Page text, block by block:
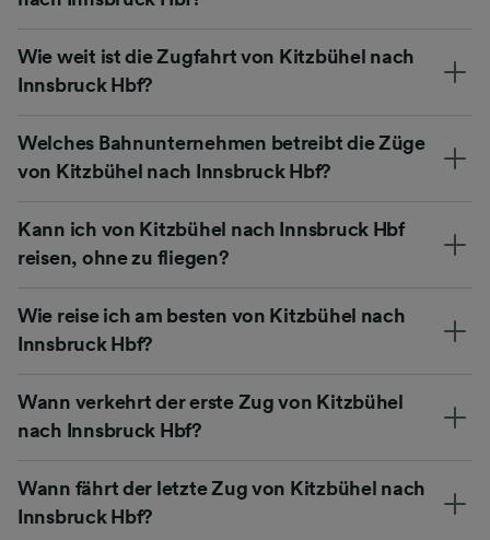
Wie weit ist die Zugfahrt von Kitzbühel nach
Innsbruck Hbf?
Welches Bahnunternehmen betreibt die Züge
von Kitzbühel nach Innsbruck Hbf?
Kann ich von Kitzbühel nach Innsbruck Hbf
reisen, ohne zu fliegen?
Wie reise ich am besten von Kitzbühel nach
Innsbruck Hbf?
Wann verkehrt der erste Zug von Kitzbühel
nach Innsbruck Hbf?
Wann fährt der letzte Zug von Kitzbühel nach
Innsbruck Hbf?